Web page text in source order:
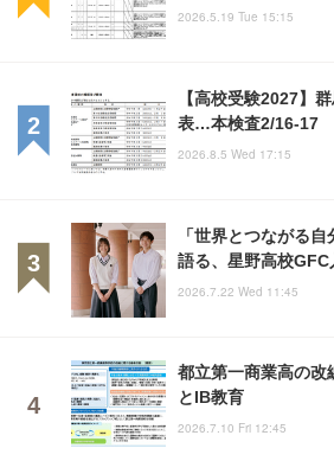
2026.5.19 Tue 15:15
【高校受験2027】
表…本検査2/16-17
2026.8.5 Wed 17:15
「世界とつながる
語る、星野高校GFC
2026.7.22 Wed 11:45
都立第一商業高の
とIB教育
2026.7.10 Fri 12:45